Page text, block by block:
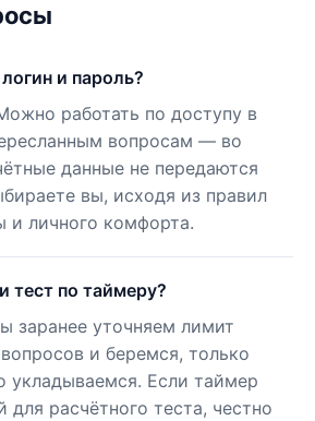
и пароль?
работать по доступу в
вопросам — во
данные не передаются
вы, исходя из правил
и личного комфорта.
тест по таймеру?
заранее уточняем лимит
и беремся, только
укладываемся. Если таймер
расчётного теста, честно